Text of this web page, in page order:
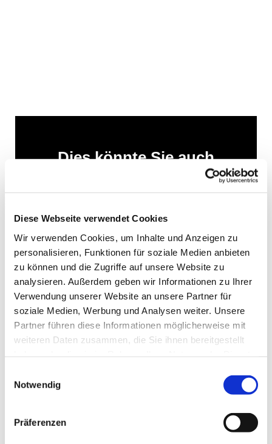
Diese Webseite verwendet Cookies
Wir verwenden Cookies, um Inhalte und Anzeigen zu
personalisieren, Funktionen für soziale Medien anbieten
zu können und die Zugriffe auf unsere Website zu
analysieren. Außerdem geben wir Informationen zu Ihrer
Verwendung unserer Website an unsere Partner für
soziale Medien, Werbung und Analysen weiter. Unsere
Partner führen diese Informationen möglicherweise mit
weiteren Daten zusammen, die Sie ihnen bereitgestellt
Notwendig
Präferenzen
Dies könnte Sie auch